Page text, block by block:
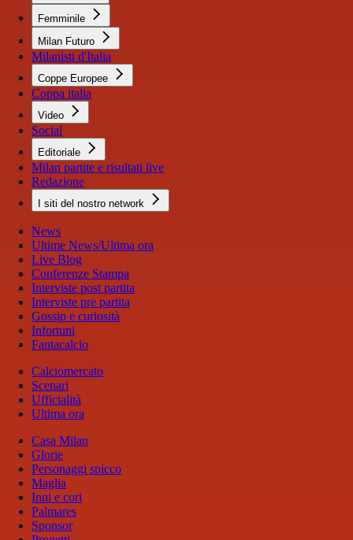
Femminile
Milan Futuro
Milanisti d'Italia
Coppe Europee
Coppa italia
Video
Social
Editoriale
Milan partite e risultati live
Redazione
I siti del nostro network
News
Ultime News/Ultima ora
Live Blog
Conferenze Stampa
Interviste post partita
Interviste pre partita
Gossip e curiosità
Infortuni
Fantacalcio
Calciomercato
Scenari
Ufficialità
Ultima ora
Casa Milan
Glorie
Personaggi spicco
Maglia
Inni e cori
Palmares
Sponsor